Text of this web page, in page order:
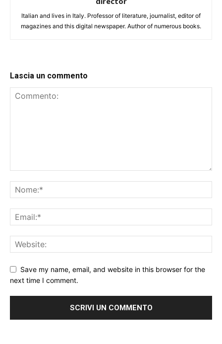
Italian and lives in Italy. Professor of literature, journalist, editor of
magazines and this digital newspaper. Author of numerous books.
Lascia un commento
Save my name, email, and website in this browser for the
next time I comment.